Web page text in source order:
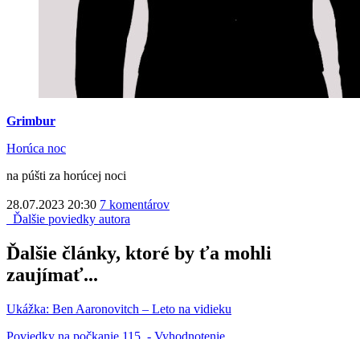
Grimbur
Horúca noc
na púšti za horúcej noci
28.07.2023 20:30 7 komentárov
Ďalšie poviedky autora
Ďalšie články, ktoré by ťa mohli
zaujímať...
Ukážka: Ben Aaronovitch – Leto na vidieku
Poviedky na počkanie 115. - Vyhodnotenie